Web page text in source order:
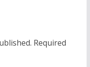
Required